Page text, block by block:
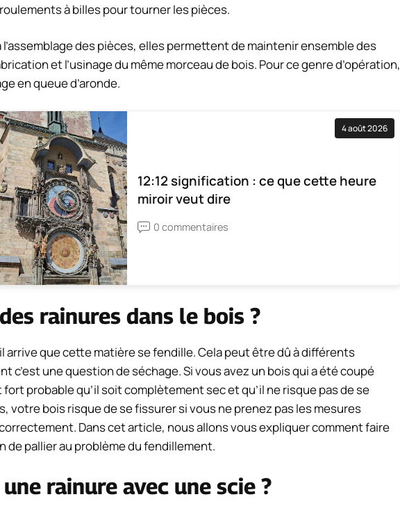
à billes pour tourner les pièces.
des pièces, elles permettent de maintenir ensemble des
et l’usinage du même morceau de bois. Pour ce genre d’opération,
en queue d’aronde.
4 août 2026
12:12 signification : ce que cette heure
miroir veut dire
0 commentaires
rainures dans le bois ?
arrive que cette matière se fendille. Cela peut être dû à différents
c’est une question de séchage. Si vous avez un bois qui a été coupé
probable qu’il soit complètement sec et qu’il ne risque pas de se
votre bois risque de se fissurer si vous ne prenez pas les mesures
Dans cet article, nous allons vous expliquer comment faire
de pallier au problème du fendillement.
rainure avec une scie ?